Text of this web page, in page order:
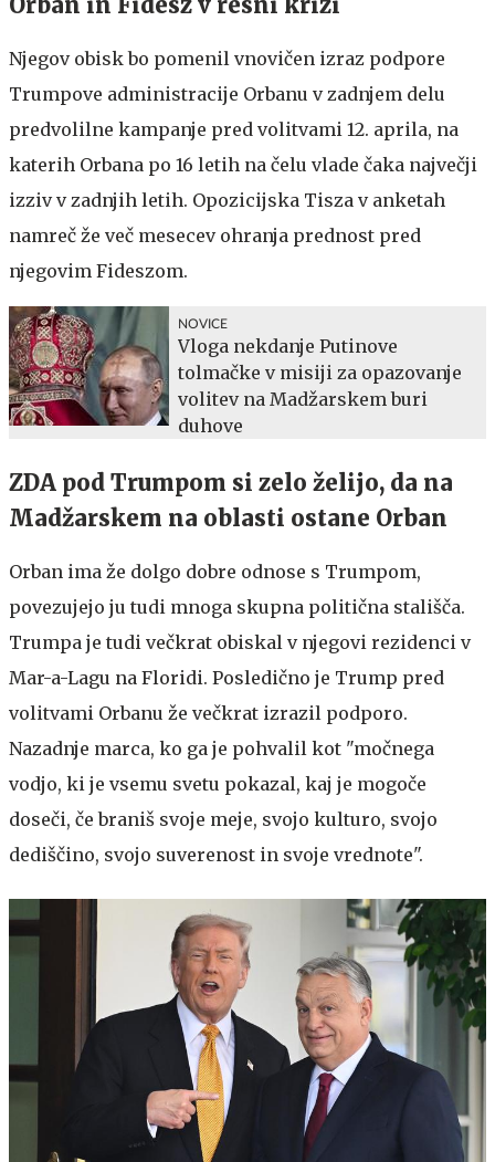
Njegov obisk bo pomenil vnovičen izraz podpore
Trumpove administracije Orbanu v zadnjem delu
predvolilne kampanje pred volitvami 12. aprila, na
katerih Orbana po 16 letih na čelu vlade čaka največji
izziv v zadnjih letih. Opozicijska Tisza v anketah
namreč že več mesecev ohranja prednost pred
njegovim Fideszom.
NOVICE
Vloga nekdanje Putinove
tolmačke v misiji za opazovanje
volitev na Madžarskem buri
duhove
ZDA pod Trumpom si zelo želijo, da na
Madžarskem na oblasti ostane Orban
Orban ima že dolgo dobre odnose s Trumpom,
povezujejo ju tudi mnoga skupna politična stališča.
Trumpa je tudi večkrat obiskal v njegovi rezidenci v
Mar-a-Lagu na Floridi. Posledično je Trump pred
volitvami Orbanu že večkrat izrazil podporo.
Nazadnje marca, ko ga je pohvalil kot "močnega
vodjo, ki je vsemu svetu pokazal, kaj je mogoče
doseči, če braniš svoje meje, svojo kulturo, svojo
dediščino, svojo suverenost in svoje vrednote".